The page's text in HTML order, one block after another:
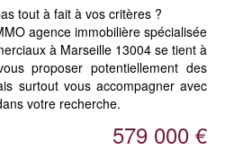
tout à fait à vos critères ?
agence immobilière spécialisée
à Marseille 13004 se tient à
proposer potentiellement des
surtout vous accompagner avec
votre recherche.
579 000 €